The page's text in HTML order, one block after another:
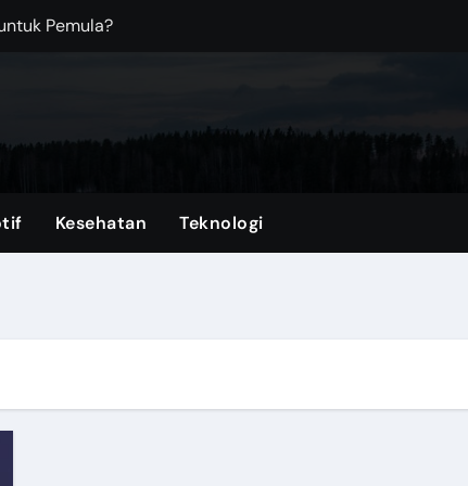
Ini Saran Terbaiknya!
Top Up ML Tercepat di VocaGame
dengan Fitur Praktis untuk Mobilitas Harian
Melawan Arah?
Mengapa Anda Tidak Perlu Menjadi Sempurna untuk Anak
Kesehatan Teknologi